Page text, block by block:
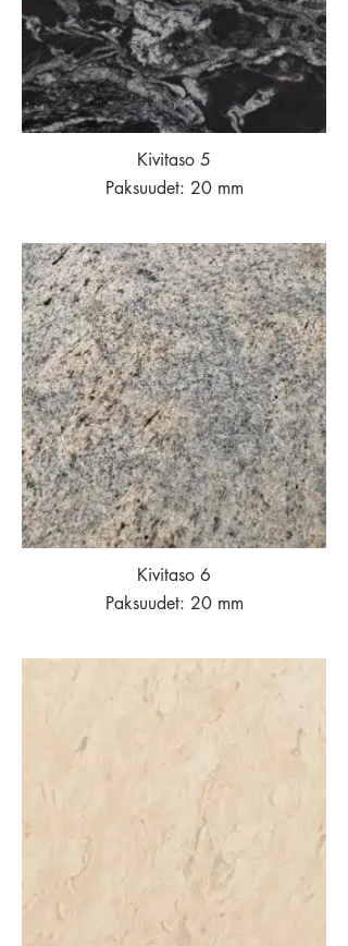
Kivitaso 5
Paksuudet: 20 mm
Kivitaso 6
Paksuudet: 20 mm